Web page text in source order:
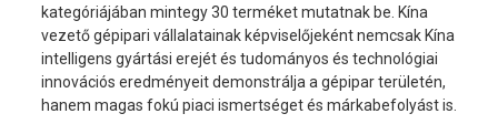
kategóriájában mintegy 30 terméket mutatnak be. Kína
vezető gépipari vállalatainak képviselőjeként nemcsak Kína
intelligens gyártási erejét és tudományos és technológiai
innovációs eredményeit demonstrálja a gépipar területén,
hanem magas fokú piaci ismertséget és márkabefolyást is.